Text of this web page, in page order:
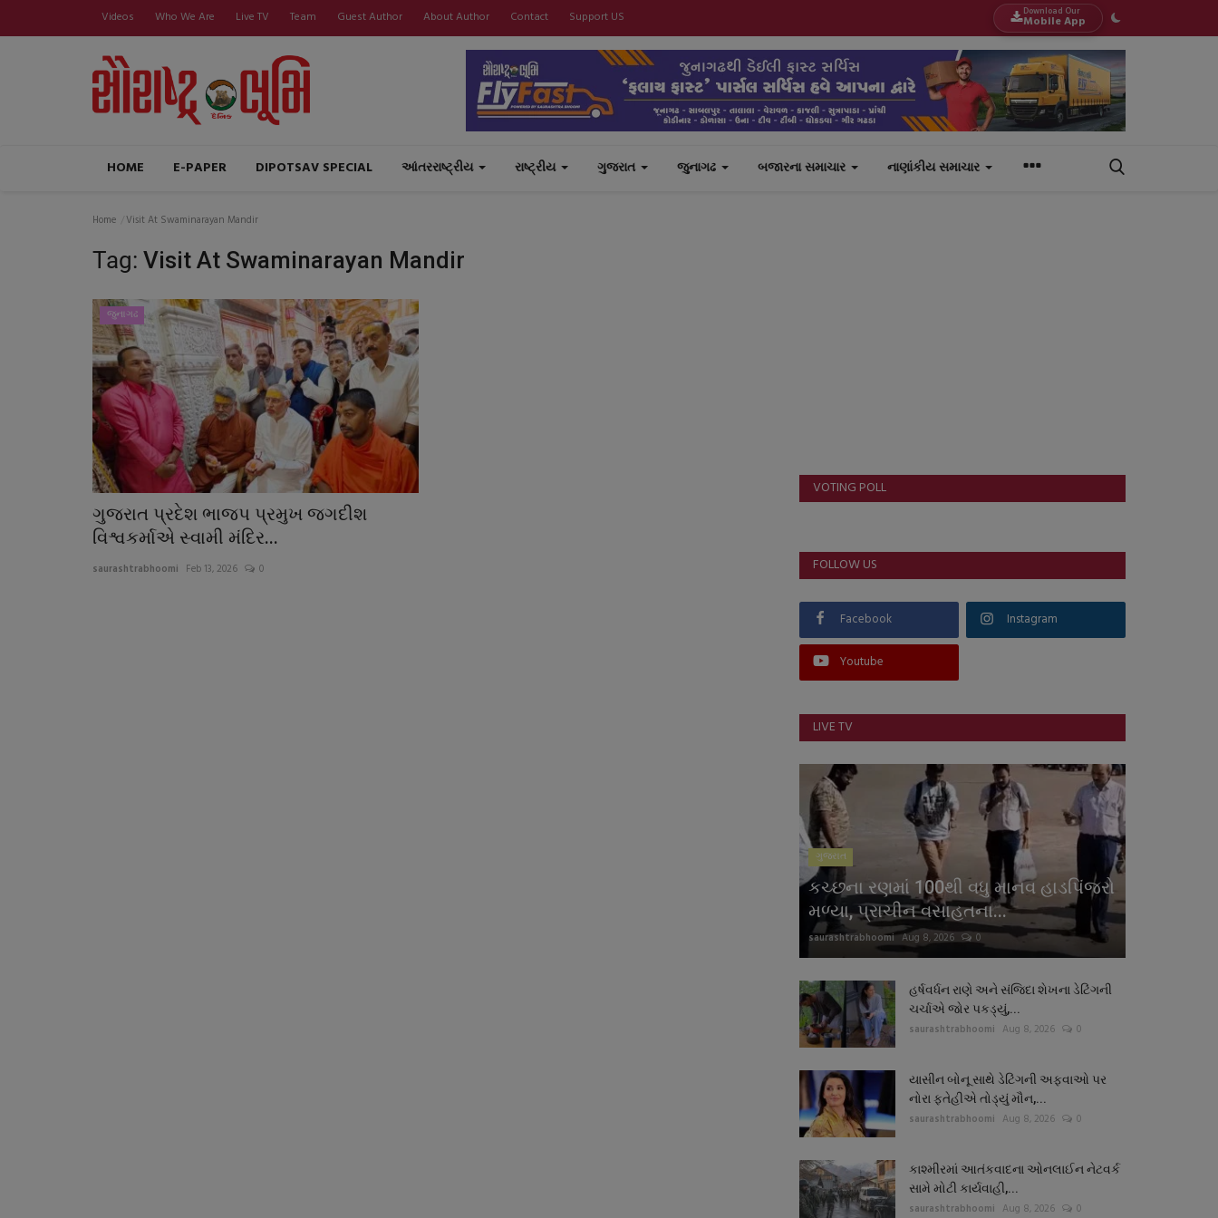
Videos Who We Are Live TV Team Guest Author About Author Contact Support US Download Our
Mobile App
HOME E-PAPER DIPOTSAV SPECIAL આંતરરાષ્ટ્રીય રાષ્ટ્રીય ગુજરાત જુનાગઢ બજારના સમાચાર નાણાંકીય સમાચાર
Home Visit At Swaminarayan Mandir
Tag: Visit At Swaminarayan Mandir
જુનાગઢ
ગુજરાત પ્રદેશ ભાજપ પ્રમુખ જગદીશ
વિશ્વકર્માએ સ્વામી મંદિર...
saurashtrabhoomi Feb 13, 2026 0
VOTING POLL
FOLLOW US
Facebook Instagram
Youtube
LIVE TV
ગુજરાત
કચ્છના રણમાં 100થી વધુ માનવ હાડપિંજરો
મળ્યા, પ્રાચીન વસાહતના...
saurashtrabhoomi Aug 8, 2026 0
હર્ષવર્ધન રાણે અને સંજિદા શેખના ડેટિંગની
ચર્ચાએ જોર પકડ્યું,...
saurashtrabhoomi Aug 8, 2026 0
યાસીન બોનૂ સાથે ડેટિંગની અફવાઓ પર
નોરા ફતેહીએ તોડ્યું મૌન,...
saurashtrabhoomi Aug 8, 2026 0
કાશ્મીરમાં આતંકવાદના ઓનલાઈન નેટવર્ક
સામે મોટી કાર્યવાહી,...
saurashtrabhoomi Aug 8, 2026 0